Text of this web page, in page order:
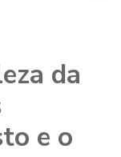
da
e o